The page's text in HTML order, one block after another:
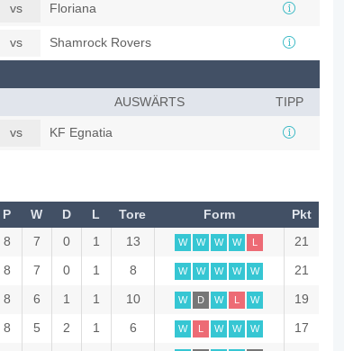
vs Floriana
vs Shamrock Rovers
AUSWÄRTS TIPP
vs KF Egnatia
P W D L Tore Form
Pkt
8 7 0 1 13 W W W W L
21
8 7 0 1 8 W W W W W
21
8 6 1 1 10 W D W L W
19
8 5 2 1 6 W L W W W
17